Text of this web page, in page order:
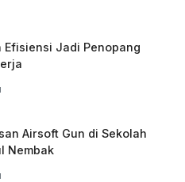
Efisiensi Jadi Penopang
Airsoft Gun di Sekolah
Nembak